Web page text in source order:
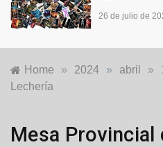
26 de julio de
Home » 2024 » abril »
Lechería
Agro
Agro
Mesa Provincial